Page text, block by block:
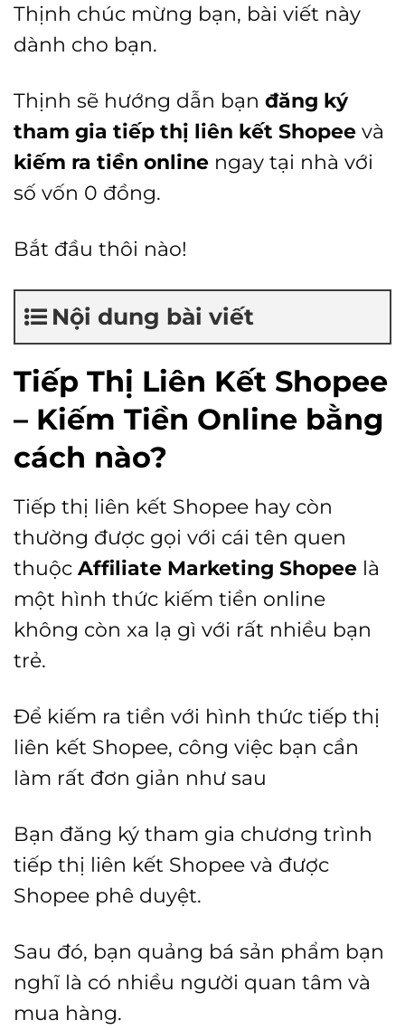
Thịnh chúc mừng bạn, bài viết này
dành cho bạn.
Thịnh sẽ hướng dẫn bạn đăng ký
tham gia tiếp thị liên kết Shopee và
kiếm ra tiền online ngay tại nhà với
số vốn 0 đồng.
Bắt đầu thôi nào!
Nội dung bài viết
Tiếp Thị Liên Kết Shopee
– Kiếm Tiền Online bằng
cách nào?
Tiếp thị liên kết Shopee hay còn
thường được gọi với cái tên quen
thuộc Affiliate Marketing Shopee là
một hình thức kiếm tiền online
không còn xa lạ gì với rất nhiều bạn
trẻ.
Để kiếm ra tiền với hình thức tiếp thị
liên kết Shopee, công việc bạn cần
làm rất đơn giản như sau
Bạn đăng ký tham gia chương trình
tiếp thị liên kết Shopee và được
Shopee phê duyệt.
Sau đó, bạn quảng bá sản phẩm bạn
nghĩ là có nhiều người quan tâm và
mua hàng.